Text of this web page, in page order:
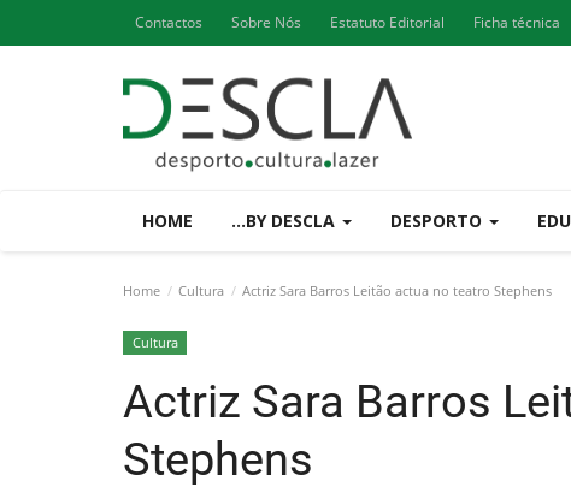
Contactos Sobre Nós Estatuto Editorial Ficha técnica
HOME ...BY DESCLA DESPORTO
Home Cultura Actriz Sara Barros Leitão actua no teatro Stephens
Cultura
Actriz Sara Barros
Stephens